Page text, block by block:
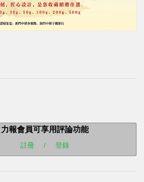
力報會員可享用評論功能
註冊 / 登錄